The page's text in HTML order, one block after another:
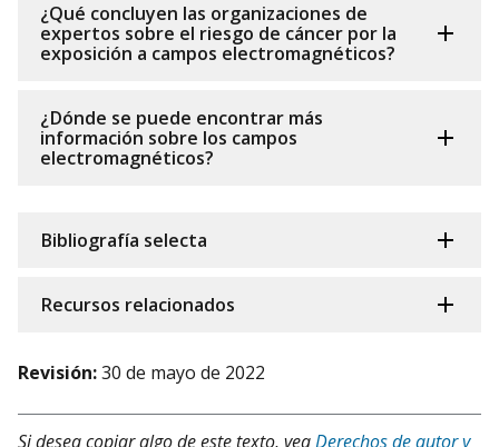
¿Qué concluyen las organizaciones de
expertos sobre el riesgo de cáncer por la
exposición a campos electromagnéticos?
¿Dónde se puede encontrar más
información sobre los campos
electromagnéticos?
Bibliografía selecta
Recursos relacionados
Revisión:30 de mayo de 2022
Si desea copiar algo de este texto, veaDerechos de autor y